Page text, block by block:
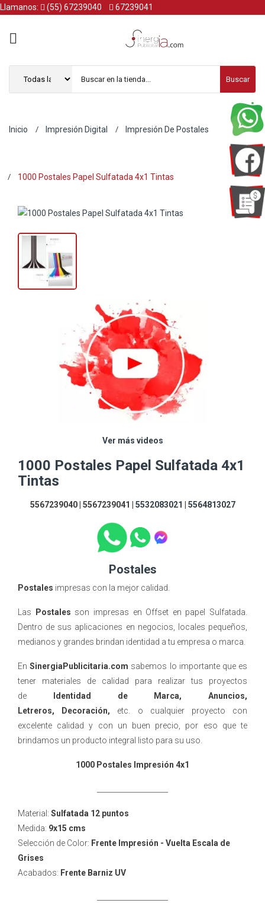
Llamanos: (55) 67239040 67239041
Buscar
Inicio Impresión Digital Impresión De Postales
1000 Postales Papel Sulfatada 4x1 Tintas
Ver más videos
1000 Postales Papel Sulfatada 4x1
Tintas
5567239040 | 5567239041 | 5532083021 5564813027
Postales
Postales impresas con la mejor calidad.
Las Postales son impresas en Offset en papel Sulfatada.
Dentro de sus aplicaciones en negocios, locales pequeños,
medianos y grandes brindan identidad a tu empresa o marca.
EnSinergiaPublicitaria.com sabemos lo importante que es
tener materiales de calidad para realizar tus proyectos
de
Identidad de Marca, Anuncios,
Letreros, Decoración, etc. o cualquier proyecto con
excelente calidad y con un buen precio, por eso que te
brindamos un producto integral listo para su uso.
1000 Postales Impresión 4x1
Material: Sulfatada 12 puntos
Medida: 9x15 cms
Selección de Color: Frente Impresión - Vuelta Escala de
Grises
Acabados: Frente Barniz UV